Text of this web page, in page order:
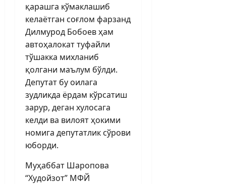
қарашга кўмаклашиб
келаётган соғлом фарзанд
Дилмурод Бобоев ҳам
автоҳалокат туфайли
тўшакка михланиб
қолгани маълум бўлди.
Депутат бу оилага
зудликда ёрдам кўрсатиш
зарур, деган хулосага
келди ва вилоят ҳокими
номига депутатлик сўрови
юборди.
Муҳаббат Шаропова
“Худойзот” МФЙ